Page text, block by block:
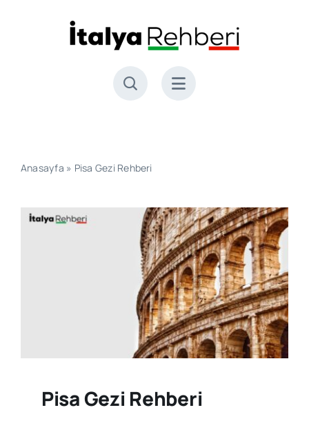
Anasayfa » Pisa Gezi Rehberi
Pisa Gezi Rehberi